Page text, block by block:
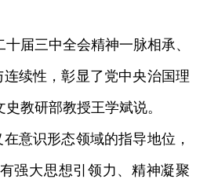
届三中全会精神一脉相承、
续性，彰显了党中央治国理
教研部教授王学斌说。
意识形态领域的指导地位，
强大思想引领力、精神凝聚